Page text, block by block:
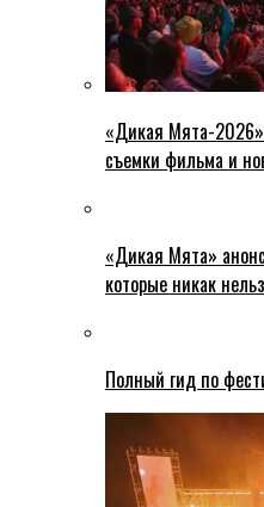
«Дикая Мята-
съемки фильма и
«Дикая Мята»
которые никак
Полный гид по